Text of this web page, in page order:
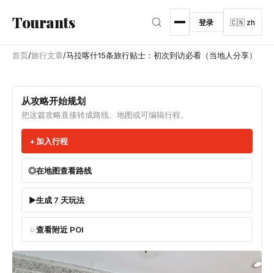
Tourants 登录 🇨🇳 zh
首页/旅行文章/马拉喀什15条旅行贴士：初次到访必看（当地人分享）
从攻略开始规划
把这篇攻略直接转成路线、地图或可编辑行程。
加入行程
在地图查看路线
生成 7 天玩法
查看附近 POI